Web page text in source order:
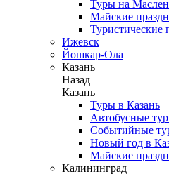
Туры на
Майские
Туристические
Ижевск
Йошкар-Ола
Казань
Назад
Казань
Туры в Казань
Автобусные
Событийные
Новый год в
Майские
Калининград